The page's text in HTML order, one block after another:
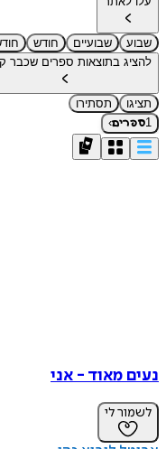
שבוע שבועיים חודש
להציג בתוצאות ספרים שכבר
תציגו
תסתירו
1ספרים›
נעים מאוד - אני
לשמור לי